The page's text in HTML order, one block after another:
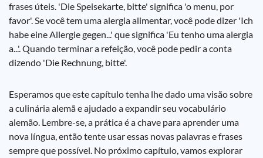
frases úteis. 'Die Speisekarte, bitte' significa 'o menu, por
favor'. Se você tem uma alergia alimentar, você pode dizer 'Ich
habe eine Allergie gegen...' que significa 'Eu tenho uma alergia
a...'. Quando terminar a refeição, você pode pedir a conta
dizendo 'Die Rechnung, bitte'.
Esperamos que este capítulo tenha lhe dado uma visão sobre
a culinária alemã e ajudado a expandir seu vocabulário
alemão. Lembre-se, a prática é a chave para aprender uma
nova língua, então tente usar essas novas palavras e frases
sempre que possível. No próximo capítulo, vamos explorar